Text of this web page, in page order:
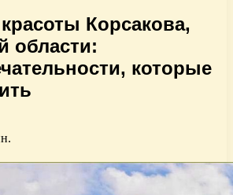
Корсакова,
области:
которые